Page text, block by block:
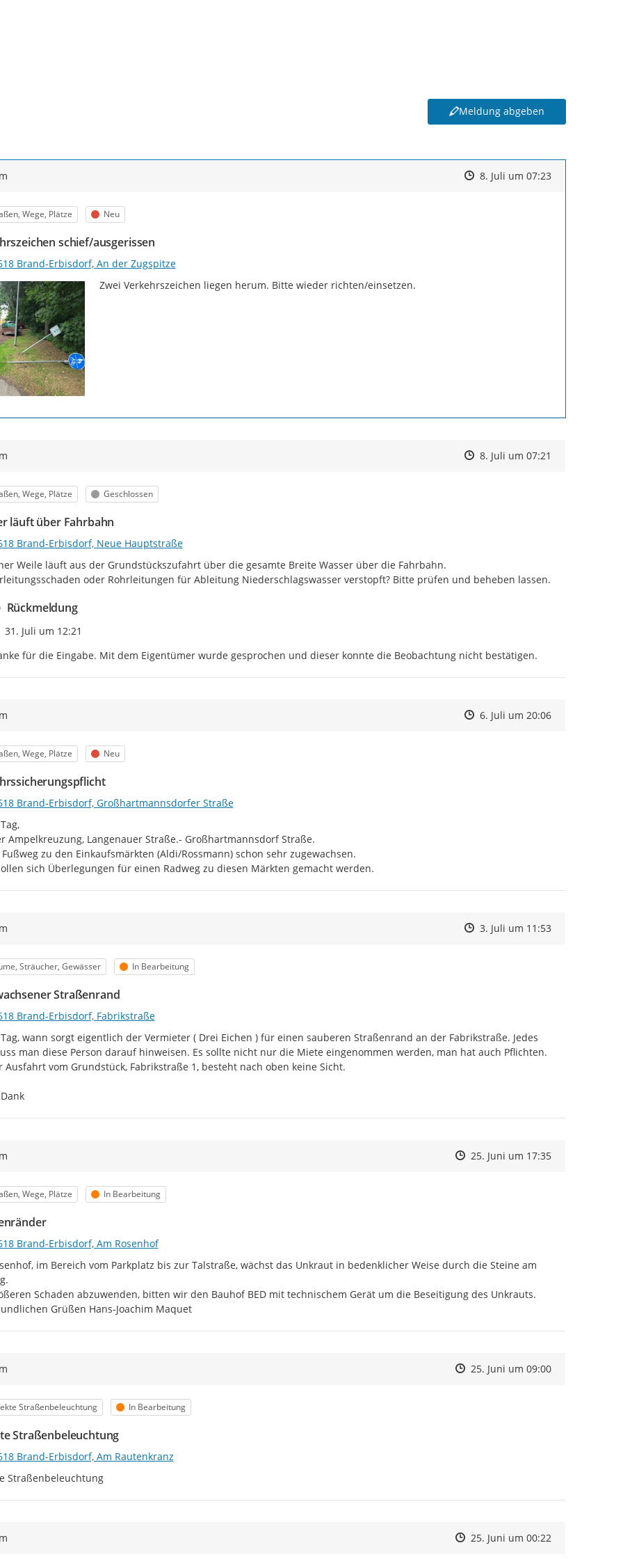
Meldung abgeben
Zeitpunkt des Erstellens
Zeitpunkt des Erstellens
8. Juli um 07:23Zur Äußerung
Wege, Plätze Status
Neu
schief/ausgerissen
Brand-Erbisdorf, An der Zugspitze
Zwei Verkehrszeichen liegen herum. Bitte wieder richten/einsetzen.
Zeitpunkt des Erstellens
Zeitpunkt des Erstellens
8. Juli um 07:21
Wege, Plätze Status
Geschlossen
läuft über Fahrbahn
Brand-Erbisdorf, Neue Hauptstraße
Weile läuft aus der Grundstückszufahrt über die gesamte Breite Wasser über die Fahrbahn.
oder Rohrleitungen für Ableitung Niederschlagswasser verstopft? Bitte prüfen und beheben lassen.
Rückmeldung
Zeitpunkt des Erstellens
31. Juli um 12:21
für die Eingabe. Mit dem Eigentümer wurde gesprochen und dieser konnte die Beobachtung nicht bestätigen.
Zeitpunkt des Erstellens
Zeitpunkt des Erstellens
6. Juli um 20:06Zur Äußerung
Wege, Plätze Status
Neu
Brand-Erbisdorf, Großhartmannsdorfer Straße
Ampelkreuzung, Langenauer Straße.- Großhartmannsdorf Straße.
zu den Einkaufsmärkten (Aldi/Rossmann) schon sehr zugewachsen.
sich Überlegungen für einen Radweg zu diesen Märkten gemacht werden.
Zeitpunkt des Erstellens
Zeitpunkt des Erstellens
3. Juli um 11:53Zur Äußerung
Sträucher, Gewässer Status
In Bearbeitung
Straßenrand
Brand-Erbisdorf, Fabrikstraße
wann sorgt eigentlich der Vermieter ( Drei Eichen ) für einen sauberen Straßenrand an der Fabrikstraße. Jedes
man diese Person darauf hinweisen. Es sollte nicht nur die Miete eingenommen werden, man hat auch Pflichten.
Ausfahrt vom Grundstück, Fabrikstraße 1, besteht nach oben keine Sicht.
Zeitpunkt des Erstellens
Zeitpunkt des Erstellens
25. Juni um 17:35Zur Äußerung
Wege, Plätze Status
In Bearbeitung
Brand-Erbisdorf, Am Rosenhof
im Bereich vom Parkplatz bis zur Talstraße, wächst das Unkraut in bedenklicher Weise durch die Steine am
Schaden abzuwenden, bitten wir den Bauhof BED mit technischem Gerät um die Beseitigung des Unkrauts.
Grüßen Hans-Joachim Maquet
Zeitpunkt des Erstellens
Zeitpunkt des Erstellens
25. Juni um 09:00Zur Äußerung
Straßenbeleuchtung Status
In Bearbeitung
Straßenbeleuchtung
Brand-Erbisdorf, Am Rautenkranz
Straßenbeleuchtung
Zeitpunkt des Erstellens
Zeitpunkt des Erstellens
25. Juni um 00:22Zur Äußerung